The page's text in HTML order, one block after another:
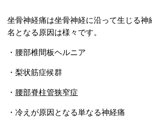
坐骨神経痛は坐骨神経に沿って生じる神
名となる原因は様々です。
・腰部椎間板ヘルニア
・梨状筋症候群
・ 腰部脊柱管狭窄症
・冷えが原因となる単なる神経痛